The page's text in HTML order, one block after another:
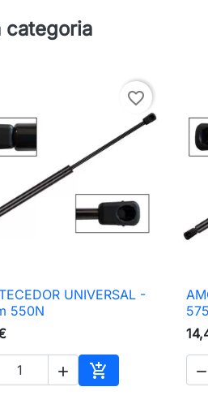
categoria
favorite_border
 Vista rápidaUNIVERSAL -
550N
 
Adicionar ao
